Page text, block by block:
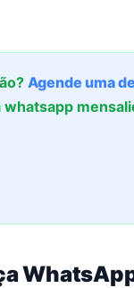
Agende uma